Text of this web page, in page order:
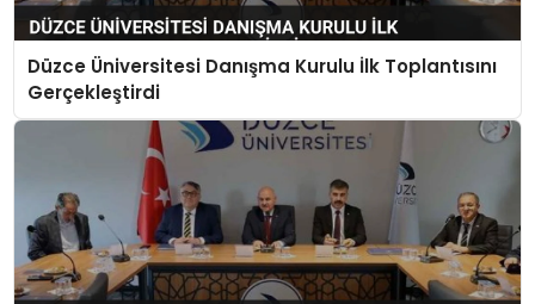
Düzce Üniversitesi Danışma Kurulu İlk Toplantısını
Gerçekleştirdi